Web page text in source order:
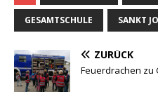
GESAMTSCHULE SANKT
ZURÜCK
Feuerdrachen zu